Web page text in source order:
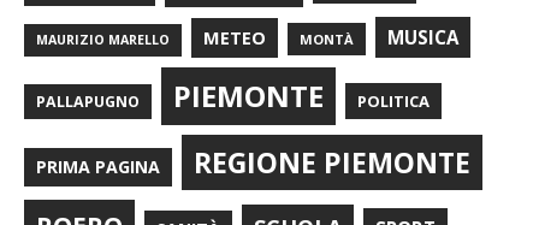
MAURIZIO MARELLO METEO MONTÀ MUSICA
PALLAPUGNO PIEMONTE POLITICA
PRIMA PAGINA REGIONE PIEMONTE